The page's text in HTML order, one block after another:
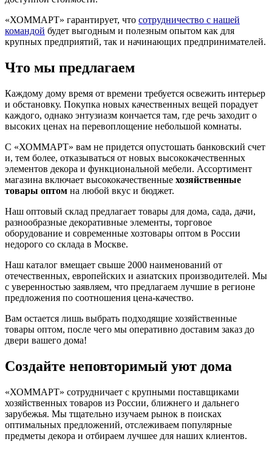
«ХОММАРТ» гарантирует, что сотрудничество с нашей
командой будет выгодным и полезным опытом как для
крупных предприятий, так и начинающих предпринимателей.
Что мы предлагаем
Каждому дому время от времени требуется освежить интерьер
и обстановку. Покупка новых качественных вещей порадует
каждого, однако энтузиазм кончается там, где речь заходит о
высоких ценах на перевоплощение небольшой комнаты.
С «ХОММАРТ» вам не придется опустошать банковский счет
и, тем более, отказываться от новых высококачественных
элементов декора и функциональной мебели. Ассортимент
магазина включает высококачественные хозяйственные
товары оптом на любой вкус и бюджет.
Наш оптовый склад предлагает товары для дома, сада, дачи,
разнообразные декоративные элементы, торговое
оборудование и современные хозтовары оптом в России
недорого со склада в Москве.
Наш каталог вмещает свыше 2000 наименований от
отечественных, европейских и азиатских производителей. Мы
с уверенностью заявляем, что предлагаем лучшие в регионе
предложения по соотношения цена-качество.
Вам остается лишь выбрать подходящие хозяйственные
товары оптом, после чего мы оперативно доставим заказ до
двери вашего дома!
Создайте неповторимый уют дома
«ХОММАРТ» сотрудничает с крупными поставщиками
хозяйственных товаров из России, ближнего и дальнего
зарубежья. Мы тщательно изучаем рынок в поисках
оптимальных предложений, отслеживаем популярные
предметы декора и отбираем лучшее для наших клиентов.